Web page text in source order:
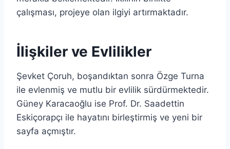
çalışması, projeye olan ilgiyi artırmaktadır.
İlişkiler ve Evlilikler
Şevket Çoruh, boşandıktan sonra Özge Turna
ile evlenmiş ve mutlu bir evlilik sürdürmektedir.
Güney Karacaoğlu ise Prof. Dr. Saadettin
Eskiçorapçı ile hayatını birleştirmiş ve yeni bir
sayfa açmıştır.